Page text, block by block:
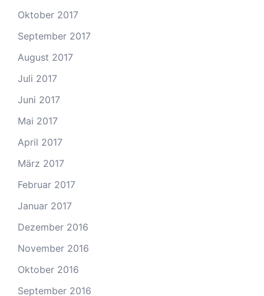
Oktober 2017
September 2017
August 2017
Juli 2017
Juni 2017
Mai 2017
April 2017
März 2017
Februar 2017
Januar 2017
Dezember 2016
November 2016
Oktober 2016
September 2016